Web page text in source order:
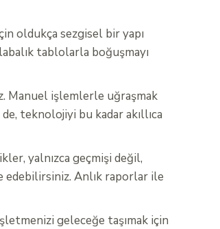
oldukça sezgisel bir yapı
tablolarla boğuşmayı
Manuel işlemlerle uğraşmak
teknolojiyi bu kadar akıllıca
yalnızca geçmişi değil,
edebilirsiniz. Anlık raporlar ile
geleceğe taşımak için